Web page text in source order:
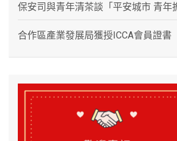
保安司與青年清茶談「平安城市 青年
合作區產業發展局獲授ICCA會員證書